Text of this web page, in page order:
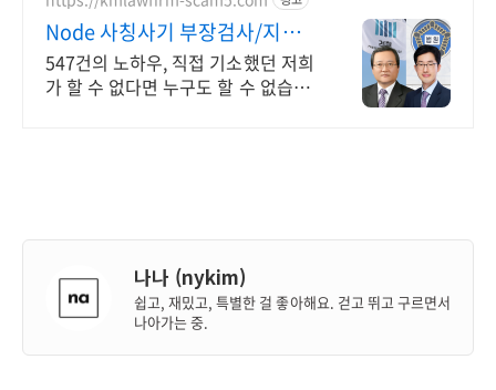
Node 사칭사기 부장검사/지청
장 역임
547건의 노하우, 직접 기소했던 저희
가 할 수 없다면 누구도 할 수 없습니
나나 (nykim)
쉽고, 재밌고, 특별한 걸 좋아해요. 걷고 뛰고 구르면서
나아가는 중.